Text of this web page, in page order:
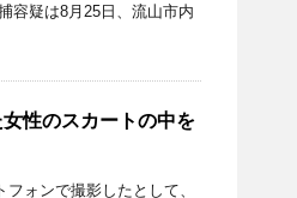
容疑は8月25日、流山市内
性のスカートの中を
ォンで撮影したとして、